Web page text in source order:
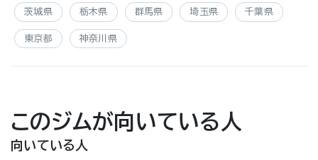
茨城県 栃木県 群馬県 埼玉県 千葉県
東京都 神奈川県
このジムが向いている人
向いている人